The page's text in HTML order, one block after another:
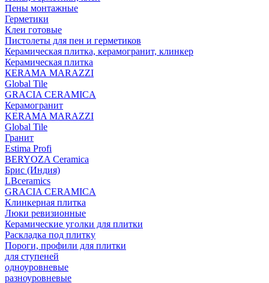
Пены монтажные
Герметики
Клеи готовые
Пистолеты для пен и герметиков
Керамическая плитка, керамогранит, клинкер
Керамическая плитка
КЕRАМА MARAZZI
Global Tile
GRACIA CERAMICA
Керамогранит
KERAMA MARAZZI
Global Tile
Гранит
Estima Profi
BERYOZA Ceramica
Брис (Индия)
LBceramics
GRACIA CERAMICA
Клинкерная плитка
Люки ревизионные
Керамические уголки для плитки
Раскладка под плитку
Пороги, профили для плитки
для ступеней
одноуровневые
разноуровневые